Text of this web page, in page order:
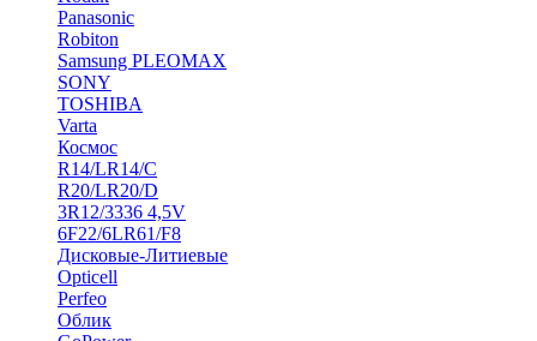
Panasonic
Robiton
Samsung PLEOMAX
SONY
TOSHIBA
Varta
Космос
R14/LR14/C
R20/LR20/D
3R12/3336 4,5V
6F22/6LR61/F8
Дисковые-Литиевые
Opticell
Perfeo
Облик